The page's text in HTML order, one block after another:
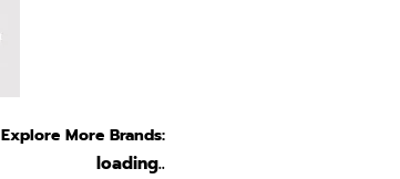
Explore More Brands:
loading..